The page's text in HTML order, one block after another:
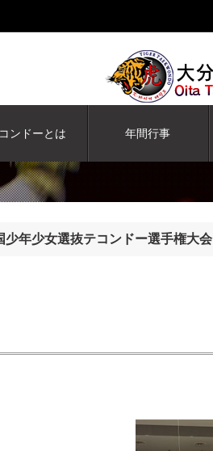
ンドーとは 年間行事
年少女選抜テコンドー選手権大会